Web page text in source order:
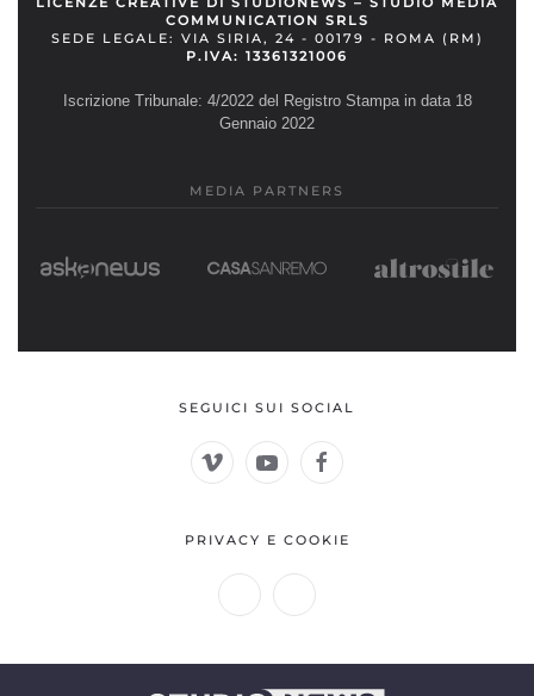
COMMUNICATION SRLS
SEDE LEGALE: VIA SIRIA, 24 - 00179 - ROMA (RM)
P.IVA: 13361321006
Iscrizione Tribunale: 4/2022 del Registro Stampa in data 18
Gennaio 2022
MEDIA PARTNERS
SEGUICI SUI SOCIAL
PRIVACY E COOKIE